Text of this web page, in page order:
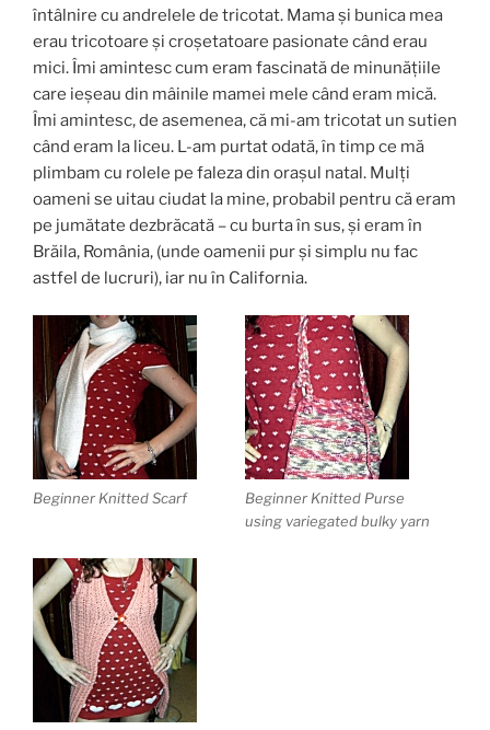
întâlnire cu andrelele de tricotat. Mama și bunica mea
erau tricotoare și croșetatoare pasionate când erau
mici. Îmi amintesc cum eram fascinată de minunățiile
care ieșeau din mâinile mamei mele când eram mică.
Îmi amintesc, de asemenea, că mi-am tricotat un sutien
când eram la liceu. L-am purtat odată, în timp ce mă
plimbam cu rolele pe faleza din orașul natal. Mulți
oameni se uitau ciudat la mine, probabil pentru că eram
pe jumătate dezbrăcată – cu burta în sus, și eram în
Brăila, România, (unde oamenii pur și simplu nu fac
astfel de lucruri), iar nu în California.
Beginner Knitted Scarf
Beginner Knitted Purse
using variegated bulky yarn